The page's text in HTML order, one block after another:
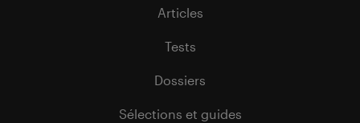
Articles
Tests
Dossiers
Sélections et guides